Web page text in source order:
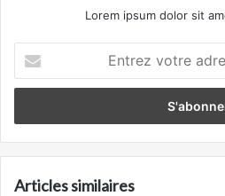
Lorem ipsum dolor sit
votre
adresse
Articles similaires